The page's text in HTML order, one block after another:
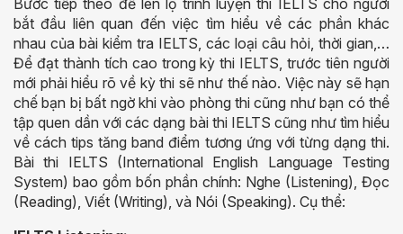
Bước tiếp theo để lên lộ trình luyện thi IELTS cho người
bắt đầu liên quan đến việc tìm hiểu về các phần khác
nhau của bài kiểm tra IELTS, các loại câu hỏi, thời gian,…
Để đạt thành tích cao trong kỳ thi IELTS, trước tiên người
mới phải hiểu rõ về kỳ thi sẽ như thế nào. Việc này sẽ hạn
chế bạn bị bất ngờ khi vào phòng thi cũng như bạn có thể
tập quen dần với các dạng bài thi IELTS cũng như tìm hiểu
về cách tips tăng band điểm tương ứng với từng dạng thi.
Bài thi IELTS (International English Language Testing
System) bao gồm bốn phần chính: Nghe (Listening), Đọc
(Reading), Viết (Writing), và Nói (Speaking). Cụ thể: